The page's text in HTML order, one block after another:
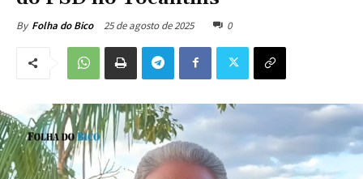
By Folha do Bico 25 de agosto de 2025 0